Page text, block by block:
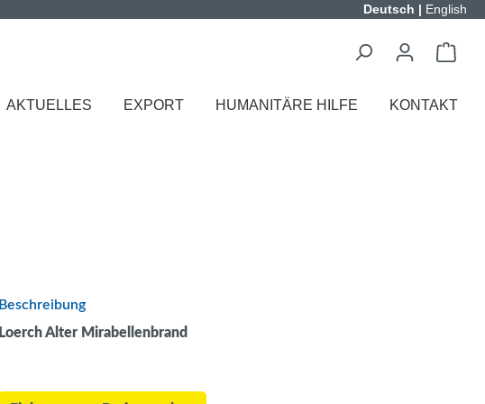
Deutsch | English
AKTUELLES EXPORT HUMANITÄRE HILFE KONTAKT
Beschreibung
Loerch Alter Mirabellenbrand